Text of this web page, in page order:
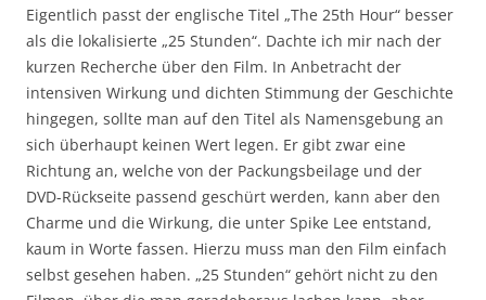
Eigentlich passt der englische Titel „The 25th Hour“ besser
als die lokalisierte „25 Stunden“. Dachte ich mir nach der
kurzen Recherche über den Film. In Anbetracht der
intensiven Wirkung und dichten Stimmung der Geschichte
hingegen, sollte man auf den Titel als Namensgebung an
sich überhaupt keinen Wert legen. Er gibt zwar eine
Richtung an, welche von der Packungsbeilage und der
DVD-Rückseite passend geschürt werden, kann aber den
Charme und die Wirkung, die unter Spike Lee entstand,
kaum in Worte fassen. Hierzu muss man den Film einfach
selbst gesehen haben. „25 Stunden“ gehört nicht zu den